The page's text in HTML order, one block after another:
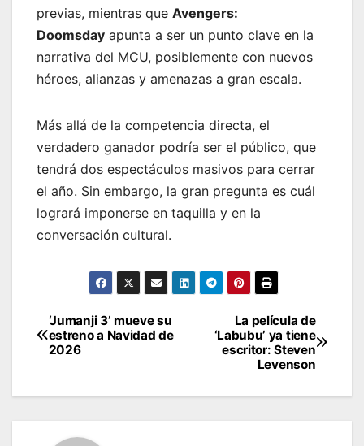
previas, mientras que Avengers:
Doomsday apunta a ser un punto clave en la
narrativa del MCU, posiblemente con nuevos
héroes, alianzas y amenazas a gran escala.
Más allá de la competencia directa, el
verdadero ganador podría ser el público, que
tendrá dos espectáculos masivos para cerrar
el año. Sin embargo, la gran pregunta es cuál
logrará imponerse en taquilla y en la
conversación cultural.
Post
navigation
La película de
‘Labubu’ ya tiene
escritor: Steven
Levenson
‘Jumanji 3’ mueve su
estreno a Navidad de
2026